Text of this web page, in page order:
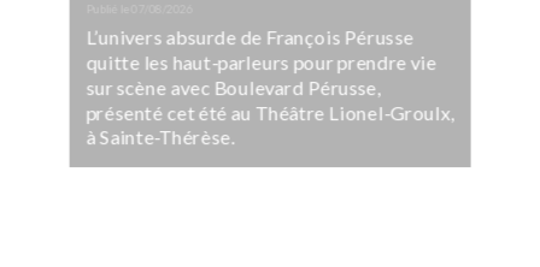
L’univers absurde de François Pérusse
quitte les haut-parleurs pour prendre vie
sur scène avec Boulevard Pérusse,
présenté cet été au Théâtre Lionel-Groulx,
à Sainte-Thérèse.